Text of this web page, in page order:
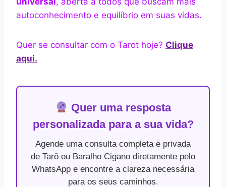
autoconhecimento e equilíbrio em suas vidas.
Quer se consultar com o Tarot hoje? Clique
aqui.
Quer uma resposta
personalizada para a sua vida?
Agende uma consulta completa e privada
de Tarô ou Baralho Cigano diretamente pelo
WhatsApp e encontre a clareza necessária
para os seus caminhos.